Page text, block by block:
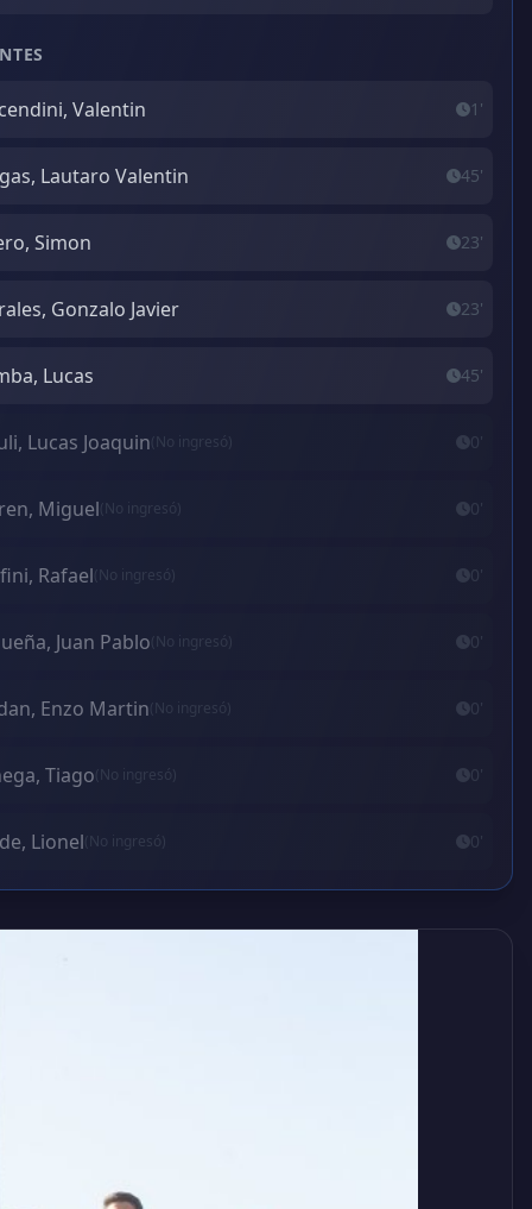
Valentin 1'
Lautaro Valentin 45'
Simon 23'
Gonzalo Javier 23'
Lucas 45'
Lucas Joaquin(No ingresó) 0'
Miguel(No ingresó) 0'
Rafael(No ingresó) 0'
Juan Pablo(No ingresó) 0'
Enzo Martin(No ingresó) 0'
Tiago(No ingresó) 0'
Lionel(No ingresó) 0'